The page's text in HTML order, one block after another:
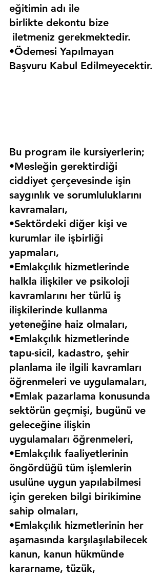
eğitimin adı ile
birlikte dekontu bize
iletmeniz gerekmektedir.
•Ödemesi Yapılmayan
Başvuru Kabul Edilmeyecektir.
Bu program ile kursiyerlerin;
•Mesleğin gerektirdiği
ciddiyet çerçevesinde işin
saygınlık ve sorumluluklarını
kavramaları,
•Sektördeki diğer kişi ve
kurumlar ile işbirliği
yapmaları,
•Emlakçılık hizmetlerinde
halkla ilişkiler ve psikoloji
kavramlarını her türlü iş
ilişkilerinde kullanma
yeteneğine haiz olmaları,
•Emlakçılık hizmetlerinde
tapu-sicil, kadastro, şehir
planlama ile ilgili kavramları
öğrenmeleri ve uygulamaları,
•Emlak pazarlama konusunda
sektörün geçmişi, bugünü ve
geleceğine ilişkin
uygulamaları öğrenmeleri,
•Emlakçılık faaliyetlerinin
öngördüğü tüm işlemlerin
usulüne uygun yapılabilmesi
için gereken bilgi birikimine
sahip olmaları,
•Emlakçılık hizmetlerinin her
aşamasında karşılaşılabilecek
kanun, kanun hükmünde
kararname, tüzük,